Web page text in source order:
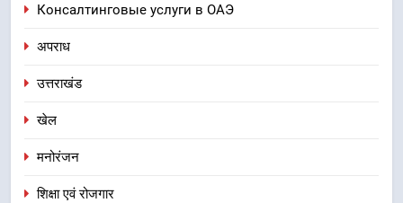
Консалтинговые услуги в ОАЭ
अपराध
उत्तराखंड
खेल
मनोरंजन
शिक्षा एवं रोजगार